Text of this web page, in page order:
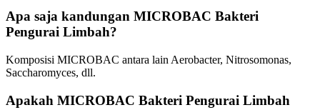
Apa saja kandungan MICROBAC Bakteri
Pengurai Limbah?
Komposisi MICROBAC antara lain Aerobacter, Nitrosomonas,
Saccharomyces, dll.
Apakah MICROBAC Bakteri Pengurai Limbah